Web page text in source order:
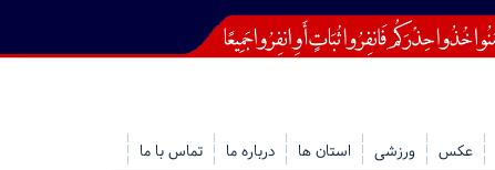
عکس ورزشی استان ها درباره ما تماس با ما